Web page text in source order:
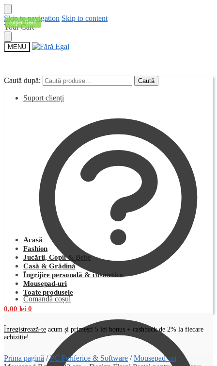
Skip to navigation Skip to content
Your Cart
MENU
Caută după: Caută
Suport clienți
Comandă coșul
Caută după: Caută
Acasă
Fashion
Jucării, Copii & Bebe
Casă & Grădină
Îngrijire personală & cosmetice
Mousepad-uri
Toate produsele
0,00 lei 0
Înregistrează-te acum și primești 5 lei bonus + cashback de 2% la fiecare
achiziție!
Prima pagină /PC Periferice & Software /Mousepad-uri
Super Deal!